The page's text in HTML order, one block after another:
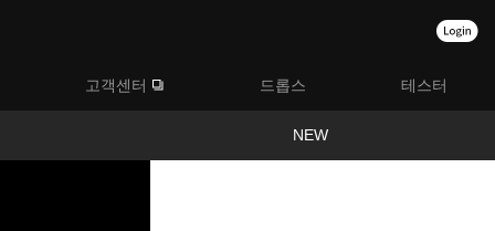
고객센터 드롭스 테스터
NEW